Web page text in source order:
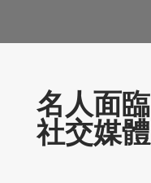
名人面
社交媒